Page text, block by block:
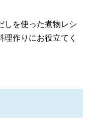
しを使った煮物レシ
理作りにお役立てく